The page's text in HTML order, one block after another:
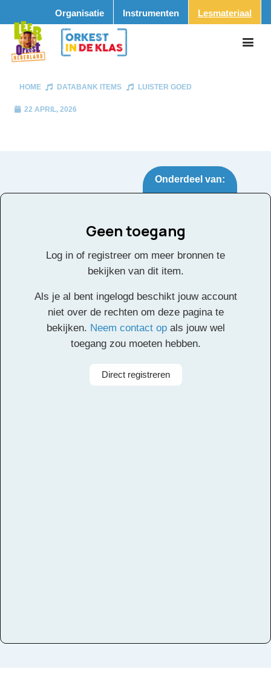
Organisatie Instrumenten Lesmateriaal
HOME DATABANK ITEMS LUISTER GOED
22 APRIL, 2026
Onderdeel van:
Luister goed
Facebook
TwitterEmailPinterestLinkedIn
Delen
Geen toegang
Log in of registreer om meer bronnen te
bekijken van dit item.
Als je al bent ingelogd beschikt jouw account
niet over de rechten om deze pagina te
bekijken. Neem contact opals jouw wel
toegang zou moeten hebben.
Direct registreren
Alle rechten voorbehouden
Dirk Kokx